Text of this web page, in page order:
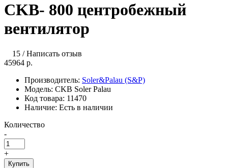
CKB- 800 центробежный
вентилятор
15 /Написать отзыв
45964 р.
Производитель: Soler&Palau (S&P)
Модель: CKB Soler Palau
Код товара: 11470
Наличие: Есть в наличии
Количество
-
+
Купить